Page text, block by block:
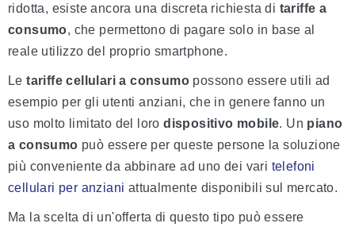
ridotta, esiste ancora una discreta richiesta di tariffe a
consumo, che permettono di pagare solo in base al
reale utilizzo del proprio smartphone.
Letariffe cellulari a consumo possono essere utili ad
esempio per gli utenti anziani, che in genere fanno un
uso molto limitato del lorodispositivo mobile. Un piano
a consumo può essere per queste persone la soluzione
più conveniente da abbinare ad uno dei vari telefoni
cellulari per anziani attualmente disponibili sul mercato.
Ma la scelta di un'offerta di questo tipo può essere